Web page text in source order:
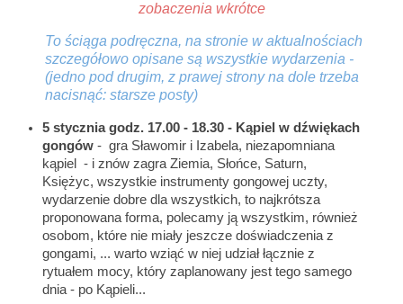
zobaczenia wkrótce
To ściąga podręczna, na stronie w aktualnościach
szczegółowo opisane są wszystkie wydarzenia -
(jedno pod drugim, z prawej strony na dole trzeba
nacisnąć: starsze posty)
5 stycznia godz. 17.00 - 18.30 - Kąpiel w dźwiękach
gongów- gra Sławomir i Izabela, niezapomniana
kąpiel - i znów zagra Ziemia, Słońce, Saturn,
Księżyc, wszystkie instrumenty gongowej uczty,
wydarzenie dobre dla wszystkich, to najkrótsza
proponowana forma, polecamy ją wszystkim, również
osobom, które nie miały jeszcze doświadczenia z
gongami, ... warto wziąć w niej udział łącznie z
rytuałem mocy, który zaplanowany jest tego samego
dnia - po Kąpieli...